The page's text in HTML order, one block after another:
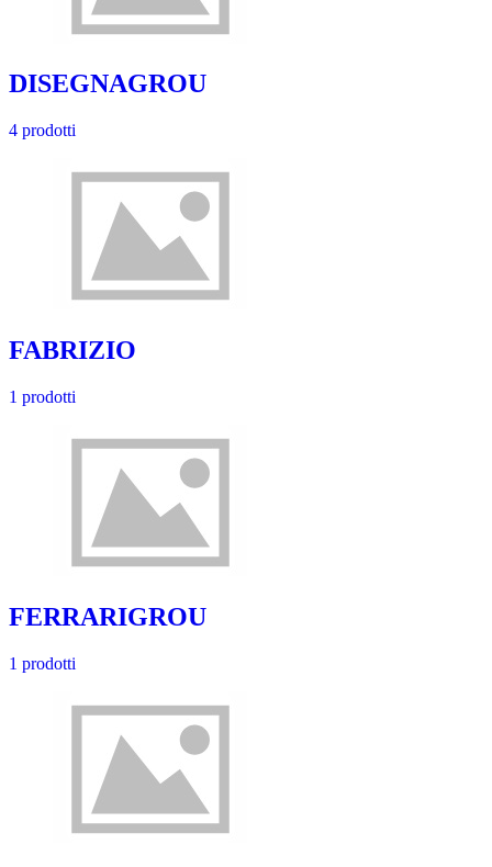
DISEGNAGROU
4 prodotti
FABRIZIO
1 prodotti
FERRARIGROU
1 prodotti